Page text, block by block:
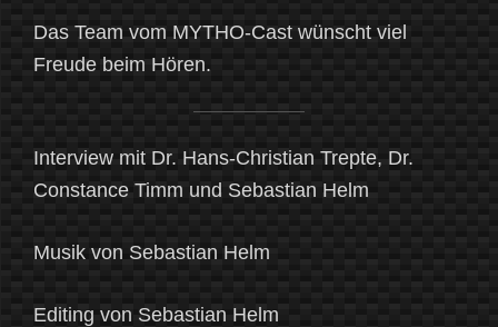
Das Team vom MYTHO-Cast wünscht viel
Freude beim Hören.
Interview mit Dr. Hans-Christian Trepte, Dr.
Constance Timm und Sebastian Helm
Musik von Sebastian Helm
Editing von Sebastian Helm